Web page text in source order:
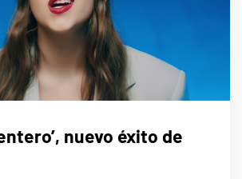
nuevo éxito de